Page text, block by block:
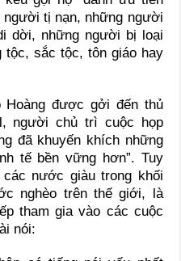
tị nạn, những người
dời, những người bị loại
tộc, sắc tộc, tôn giáo hay
được gởi đến thủ
người chủ trì cuộc họp
đã khuyến khích những
tế bền vững hơn”. Tuy
nước giàu trong khối
nghèo trên thế giới, là
tham gia vào các cuộc
nói: